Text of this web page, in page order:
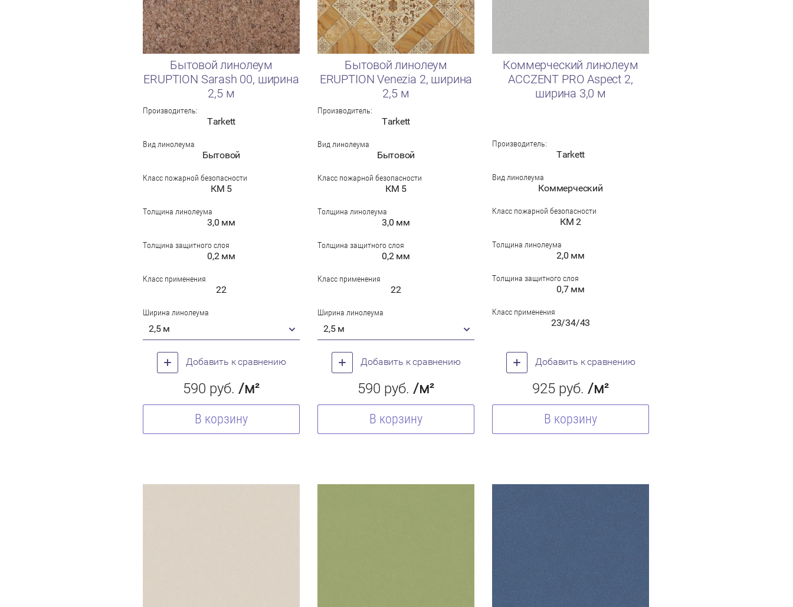
Бытовой линолеум
ERUPTION Sarash 00, ширина
2,5 м
Производитель:
Tarkett
Вид линолеума
Бытовой
Класс пожарной безопасности
КМ 5
Толщина линолеума
3,0 мм
Толщина защитного слоя
0,2 мм
Класс применения
22
Ширина линолеума
2,5 м
Добавить к сравнению
590 руб. /м²
В корзину
Бытовой линолеум
ERUPTION Venezia 2, ширина
2,5 м
Производитель:
Tarkett
Вид линолеума
Бытовой
Класс пожарной безопасности
КМ 5
Толщина линолеума
3,0 мм
Толщина защитного слоя
0,2 мм
Класс применения
22
Ширина линолеума
2,5 м
Добавить к сравнению
590 руб. /м²
В корзину
Коммерческий линолеум
ACCZENT PRO Aspect 2,
ширина 3,0 м
Производитель:
Tarkett
Вид линолеума
Коммерческий
Класс пожарной безопасности
КМ 2
Толщина линолеума
2,0 мм
Толщина защитного слоя
0,7 мм
Класс применения
23/34/43
Добавить к сравнению
925 руб. /м²
В корзину